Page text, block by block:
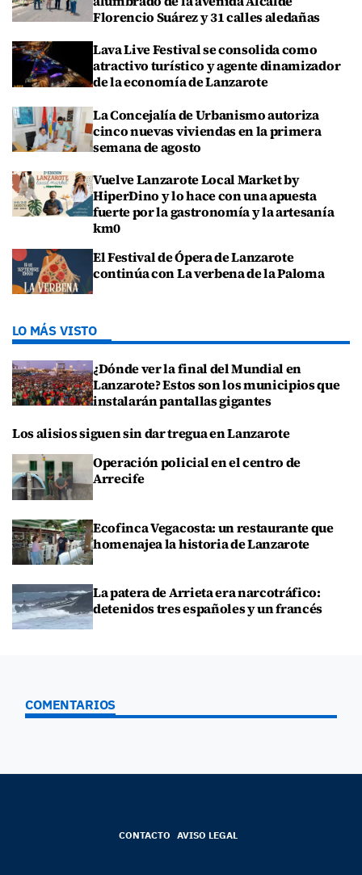
Florencio Suárez y 31 calles aledañas
Lava Live Festival se consolida como
atractivo turístico y agente dinamizador
de la economía de Lanzarote
La Concejalía de Urbanismo autoriza
cinco nuevas viviendas en la primera
semana de agosto
Vuelve Lanzarote Local Market by
HiperDino y lo hace con una apuesta
fuerte por la gastronomía y la artesanía
km0
El Festival de Ópera de Lanzarote
continúa con La verbena de la Paloma
LO MÁS VISTO
¿Dónde ver la final del Mundial en
Lanzarote? Estos son los municipios que
instalarán pantallas gigantes
Los alisios siguen sin dar tregua en Lanzarote
Operación policial en el centro de
Arrecife
Ecofinca Vegacosta: un restaurante que
homenajea la historia de Lanzarote
La patera de Arrieta era narcotráfico:
detenidos tres españoles y un francés
COMENTARIOS
CONTACTO AVISO LEGAL